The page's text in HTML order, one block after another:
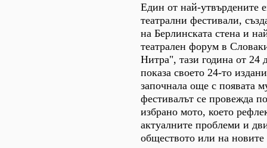
Един от най-утвърдените
театрални фестивали,
на Берлинската стена и
театрален форум в
Нитра", тази година от 24
показа своето 24-то
започнала още с появата
фестивалът се провежда
избрано мото, което
актуалните проблеми и
обществото или на